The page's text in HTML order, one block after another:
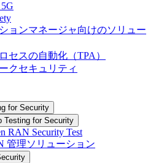
ョンマネージャ向けのソリュー
セスの自動化（TPA）
クセキュリティ
for Security
Testing for Security
RAN Security Test
管理ソリューション